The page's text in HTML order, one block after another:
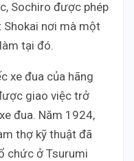
Sochiro được phép
nơi mà một
tại đó.
xe đua của hãng
giao việc trở
đua. Năm 1924,
thợ kỹ thuật đã
chức ở Tsurumi